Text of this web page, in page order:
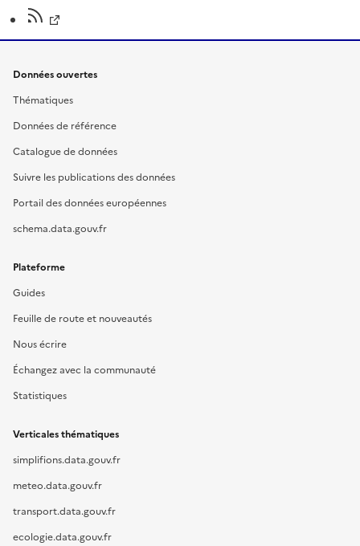
Données ouvertes
Thématiques
Données de référence
Catalogue de données
Suivre les publications des données
Portail des données européennes
schema.data.gouv.fr
Plateforme
Guides
Feuille de route et nouveautés
Nous écrire
Échangez avec la communauté
Statistiques
Verticales thématiques
simplifions.data.gouv.fr
meteo.data.gouv.fr
transport.data.gouv.fr
ecologie.data.gouv.fr